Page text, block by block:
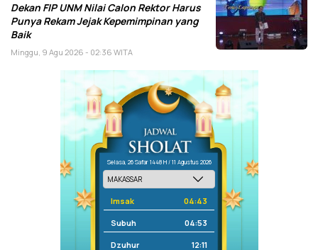
Dekan FIP UNM Nilai Calon Rektor Harus
Punya Rekam Jejak Kepemimpinan yang
Baik
Minggu, 9 Agu 2026 - 02:36 WITA
Selasa, 26 Safar 1448 H / 11 Agustus 2026
Imsak 04:43
Subuh 04:53
Dzuhur 12:11